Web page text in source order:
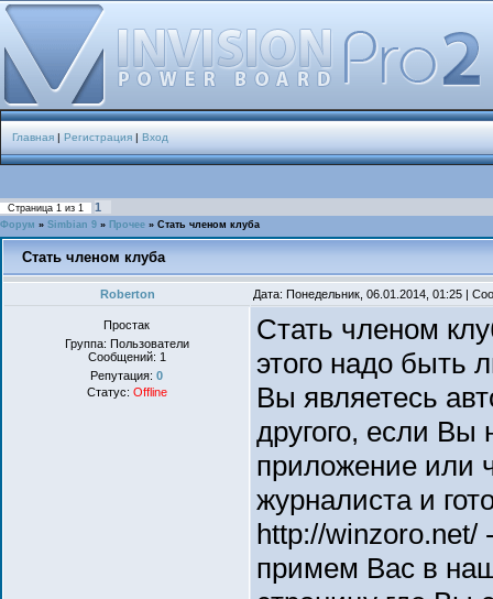
Главная | Регистрация | Вход
Страница 1 из 1 1
Форум » Simbian 9 » Прочее » Стать членом клуба
Стать членом клуба
Roberton Дата: Понедельник, 06.01.2014, 01:25 |
Простак
Группа: Пользователи
Сообщений: 1
Репутация: 0
Статус: Offline
Стать членом
этого надо быть
Вы являетесь
другого, если Вы
приложение или
журналиста и
http://winzoro.net/
примем Вас в